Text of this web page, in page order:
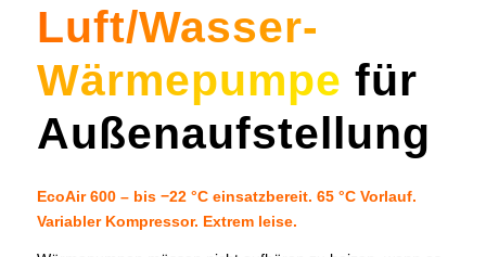
Luft/Wasser-
Wärmepumpe für
Außenaufstellung
EcoAir 600 – bis −22 °C einsatzbereit. 65 °C Vorlauf.
Variabler Kompressor. Extrem leise.